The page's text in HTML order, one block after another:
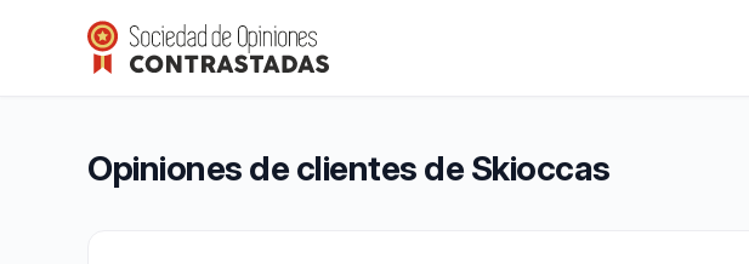
Skioccas
Calificación global: 8,9 de 10
8,9/10(2 648 opiniones)
Opiniones de clientes de Skioccas